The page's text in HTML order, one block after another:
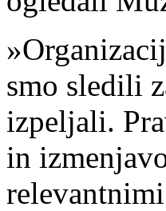
smo sledili
izpeljali.
in